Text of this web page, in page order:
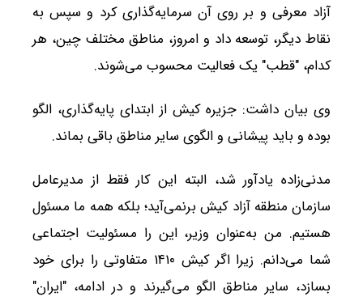
آزاد معرفی و بر روی آن سرمایه‌گذاری کرد و سپس به
نقاط دیگر، توسعه داد و امروز، مناطق مختلف چین، هر
کدام، "قطب" یک فعالیت محسوب می‌شوند.
وی بیان داشت: جزیره کیش از ابتدای پایه‌گذاری، الگو
بوده و باید پیشانی و الگوی سایر مناطق باقی بماند.
مدنی‌زاده یادآور شد، البته این کار فقط از مدیرعامل
سازمان منطقه آزاد کیش برنمی‌آید؛ بلکه همه ما مسئول
هستیم. من به‌عنوان وزیر، این را مسئولیت اجتماعی
شما می‌دانم. زیرا اگر کیش ۱۴۱۰ متفاوتی را برای خود
بسازد، سایر مناطق الگو می‌گیرند و در ادامه، "ایران"